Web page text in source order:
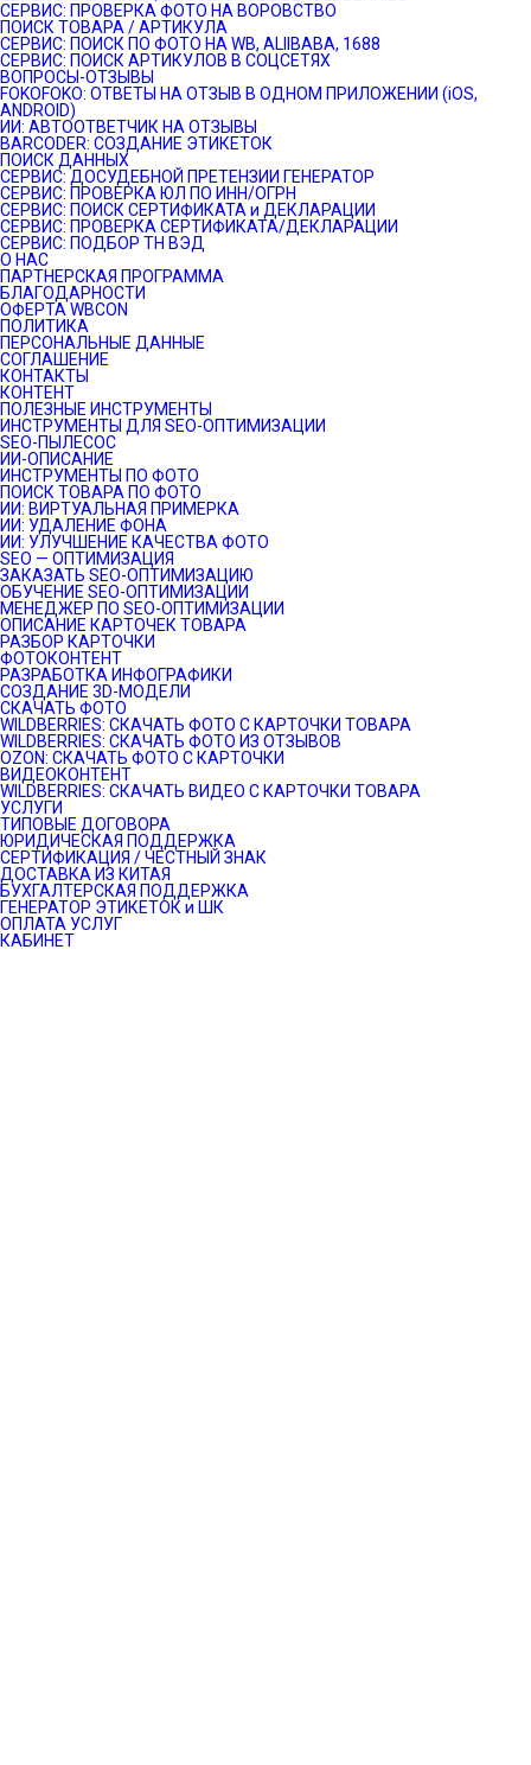
СЕРВИС: ПРОВЕРКА ФОТО НА ВОРОВСТВО
ПОИСК ТОВАРА / АРТИКУЛА
СЕРВИС: ПОИСК ПО ФОТО НА WB, ALIIBABA, 1688
СЕРВИС: ПОИСК АРТИКУЛОВ В СОЦСЕТЯХ
ВОПРОСЫ-ОТЗЫВЫ
FOKOFOKO: ОТВЕТЫ НА ОТЗЫВ В ОДНОМ ПРИЛОЖЕНИИ (iOS,
ANDROID)
ИИ: АВТООТВЕТЧИК НА ОТЗЫВЫ
BARCODER: СОЗДАНИЕ ЭТИКЕТОК
ПОИСК ДАННЫХ
СЕРВИС: ДОСУДЕБНОЙ ПРЕТЕНЗИИ ГЕНЕРАТОР
СЕРВИС: ПРОВЕРКА ЮЛ ПО ИНН/ОГРН
СЕРВИС: ПОИСК СЕРТИФИКАТА и ДЕКЛАРАЦИИ
СЕРВИС: ПРОВЕРКА СЕРТИФИКАТА/ДЕКЛАРАЦИИ
СЕРВИС: ПОДБОР ТН ВЭД
О НАС
ПАРТНЕРСКАЯ ПРОГРАММА
БЛАГОДАРНОСТИ
ОФЕРТА WBCON
ПОЛИТИКА
ПЕРСОНАЛЬНЫЕ ДАННЫЕ
СОГЛАШЕНИЕ
КОНТАКТЫ
КОНТЕНТ
ПОЛЕЗНЫЕ ИНСТРУМЕНТЫ
ИНСТРУМЕНТЫ ДЛЯ SEO-ОПТИМИЗАЦИИ
SEO-ПЫЛЕСОС
ИИ-ОПИСАНИЕ
ИНСТРУМЕНТЫ ПО ФОТО
ПОИСК ТОВАРА ПО ФОТО
ИИ: ВИРТУАЛЬНАЯ ПРИМЕРКА
ИИ: УДАЛЕНИЕ ФОНА
ИИ: УЛУЧШЕНИЕ КАЧЕСТВА ФОТО
SEO — ОПТИМИЗАЦИЯ
ЗАКАЗАТЬ SEO-ОПТИМИЗАЦИЮ
ОБУЧЕНИЕ SEO-ОПТИМИЗАЦИИ
МЕНЕДЖЕР ПО SEO-ОПТИМИЗАЦИИ
ОПИСАНИЕ КАРТОЧЕК ТОВАРА
РАЗБОР КАРТОЧКИ
ФОТОКОНТЕНТ
РАЗРАБОТКА ИНФОГРАФИКИ
СОЗДАНИЕ 3D-МОДЕЛИ
СКАЧАТЬ ФОТО
WILDBERRIES: СКАЧАТЬ ФОТО С КАРТОЧКИ ТОВАРА
WILDBERRIES: СКАЧАТЬ ФОТО ИЗ ОТЗЫВОВ
OZON: СКАЧАТЬ ФОТО С КАРТОЧКИ
ВИДЕОКОНТЕНТ
WILDBERRIES: СКАЧАТЬ ВИДЕО С КАРТОЧКИ ТОВАРА
УСЛУГИ
ТИПОВЫЕ ДОГОВОРА
ЮРИДИЧЕСКАЯ ПОДДЕРЖКА
СЕРТИФИКАЦИЯ / ЧЕСТНЫЙ ЗНАК
ДОСТАВКА ИЗ КИТАЯ
БУХГАЛТЕРСКАЯ ПОДДЕРЖКА
ГЕНЕРАТОР ЭТИКЕТОК и ШК
ОПЛАТА УСЛУГ
КАБИНЕТ